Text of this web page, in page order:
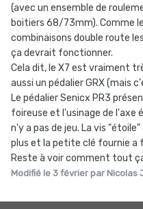
Le montage s'est fait
les entretoises entre les
de pédalier (Deore XT
passer du pédalier VTT au
et réglé, le dérailleur
boulot normalement. Avec
les combinaisons
(avec un ensemble de
boitiers 68/73mm). Comme
combinaisons double route
ça devrait fonctionner.
Cela dit, le X7 est vraiment
aussi un pédalier GRX (mais
Le pédalier Senicx PR3
foireuse et l'usinage de
n'y a pas de jeu. La vis
plus et la petite clé fournie a
Reste à voir comment tout
Modifié le 3 février par Nicolas